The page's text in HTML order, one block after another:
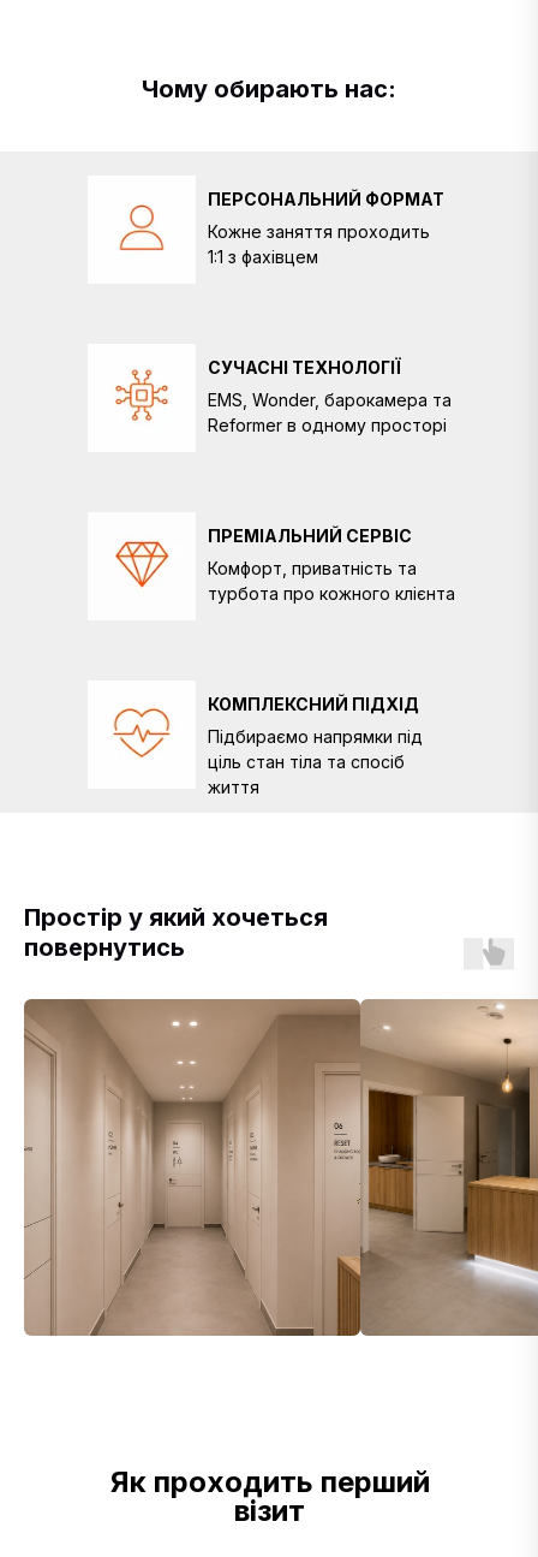
Чому обирають нас:
ПЕРСОНАЛЬНИЙ ФОРМАТ
Кожне заняття проходить
1:1 з фахівцем
СУЧАСНІ ТЕХНОЛОГІЇ
EMS, Wonder, барокамера та
Reformer в одному просторі
ПРЕМІАЛЬНИЙ СЕРВІС
Комфорт, приватність та
турбота про кожного клієнта
КОМПЛЕКСНИЙ ПІДХІД
Підбираємо напрямки під
ціль стан тіла та спосіб
життя
Простір у який хочеться
повернутись
Як проходить перший
візит